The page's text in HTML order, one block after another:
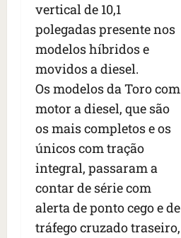
vertical de 10,1
polegadas presente nos
modelos híbridos e
movidos a diesel.
Os modelos da Toro com
motor a diesel, que são
os mais completos e os
únicos com tração
integral, passaram a
contar de série com
alerta de ponto cego e de
tráfego cruzado traseiro,